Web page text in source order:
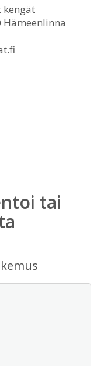
kengät
Hämeenlinna
tai